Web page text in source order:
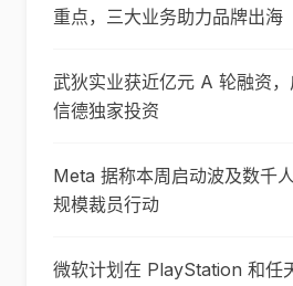
重点，三大业务助力品牌出海
武狄实业获近亿元 A 轮融资，
信德独家投资
Meta 据称本周启动波及数千
规模裁员行动
微软计划在 PlayStation 和任